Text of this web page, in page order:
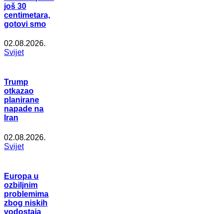
još 30
centimetara,
gotovi smo
02.08.2026.
Svijet
Trump
otkazao
planirane
napade na
Iran
02.08.2026.
Svijet
Europa u
ozbiljnim
problemima
zbog niskih
vodostaja